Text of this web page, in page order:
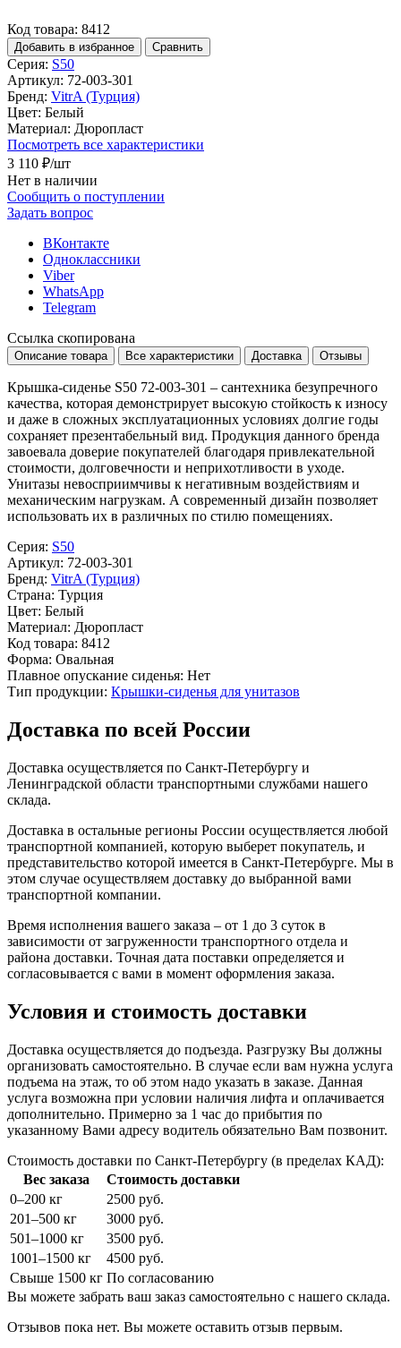
Код товара: 8412
Добавить в избранное Сравнить
Серия: S50
Артикул: 72-003-301
Бренд: VitrA (Турция)
Цвет: Белый
Материал: Дюропласт
Посмотреть все характеристики
3 110 ₽/шт
Нет в наличии
Сообщить о поступлении
Задать вопрос
ВКонтакте
Одноклассники
Viber
WhatsApp
Telegram
Ссылка скопирована
Описание товара Все характеристики Доставка Отзывы
Крышка-сиденье S50 72-003-301 – сантехника безупречного
качества, которая демонстрирует высокую стойкость к износу
и даже в сложных эксплуатационных условиях долгие годы
сохраняет презентабельный вид. Продукция данного бренда
завоевала доверие покупателей благодаря привлекательной
стоимости, долговечности и неприхотливости в уходе.
Унитазы невосприимчивы к негативным воздействиям и
механическим нагрузкам. А современный дизайн позволяет
использовать их в различных по стилю помещениях.
Серия: S50
Артикул: 72-003-301
Бренд: VitrA (Турция)
Страна: Турция
Цвет: Белый
Материал: Дюропласт
Код товара: 8412
Форма: Овальная
Плавное опускание сиденья: Нет
Тип продукции: Крышки-сиденья для унитазов
Доставка по всей России
Доставка осуществляется по Санкт-Петербургу и
Ленинградской области транспортными службами нашего
склада.
Доставка в остальные регионы России осуществляется любой
транспортной компанией, которую выберет покупатель, и
представительство которой имеется в Санкт-Петербурге. Мы в
этом случае осуществляем доставку до выбранной вами
транспортной компании.
Время исполнения вашего заказа – от 1 до 3 суток в
зависимости от загруженности транспортного отдела и
района доставки. Точная дата поставки определяется и
согласовывается с вами в момент оформления заказа.
Условия и стоимость доставки
Доставка осуществляется до подъезда. Разгрузку Вы должны
организовать самостоятельно. В случае если вам нужна услуга
подъема на этаж, то об этом надо указать в заказе. Данная
услуга возможна при условии наличия лифта и оплачивается
дополнительно. Примерно за 1 час до прибытия по
указанному Вами адресу водитель обязательно Вам позвонит.
Стоимость доставки по Санкт-Петербургу (в пределах КАД):
Вес заказа
Стоимость доставки
0–200 кг
2500 руб.
201–500 кг
3000 руб.
501–1000 кг
3500 руб.
1001–1500 кг
4500 руб.
Свыше 1500 кг По согласованию
Вы можете забрать ваш заказ самостоятельно с нашего склада.
Отзывов пока нет. Вы можете оставить отзыв первым.